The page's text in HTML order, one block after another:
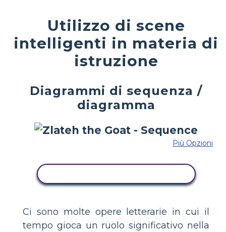
Utilizzo di scene
intelligenti in materia di
istruzione
Diagrammi di sequenza /
diagramma
Più Opzioni
Ci sono molte opere letterarie in cui il
tempo gioca un ruolo significativo nella